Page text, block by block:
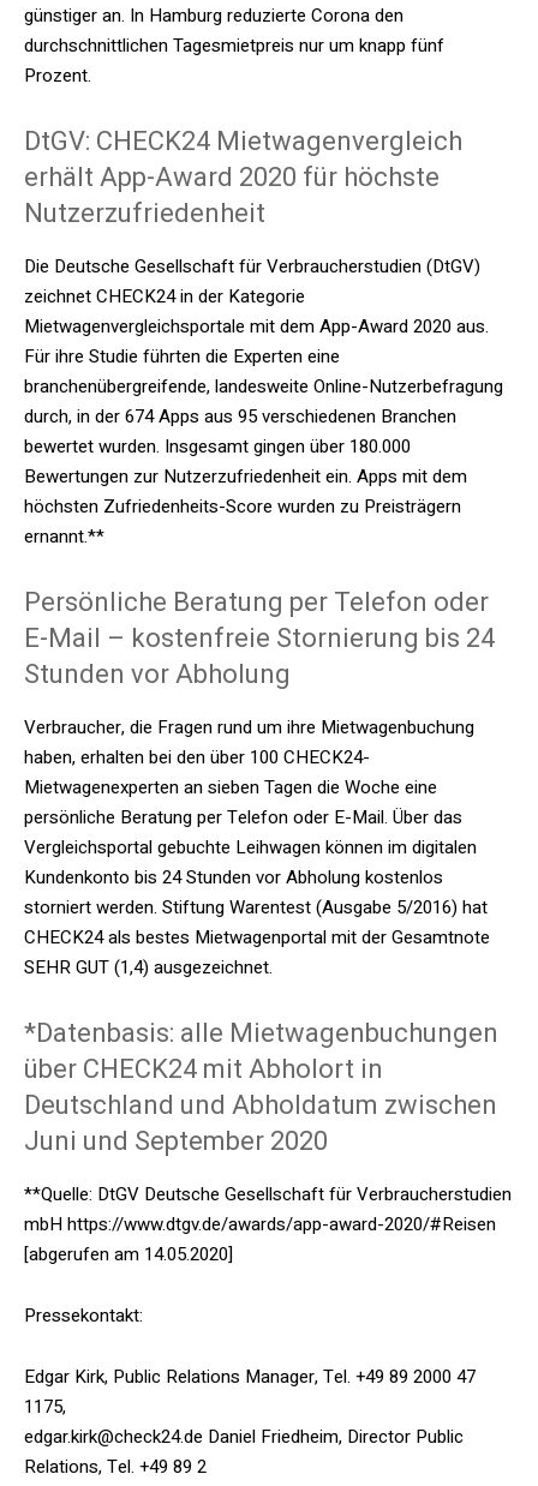
günstiger an. In Hamburg reduzierte Corona den
durchschnittlichen Tagesmietpreis nur um knapp fünf
Prozent.
DtGV: CHECK24 Mietwagenvergleich
erhält App-Award 2020 für höchste
Nutzerzufriedenheit
Die Deutsche Gesellschaft für Verbraucherstudien (DtGV)
zeichnet CHECK24 in der Kategorie
Mietwagenvergleichsportale mit dem App-Award 2020 aus.
Für ihre Studie führten die Experten eine
branchenübergreifende, landesweite Online-Nutzerbefragung
durch, in der 674 Apps aus 95 verschiedenen Branchen
bewertet wurden. Insgesamt gingen über 180.000
Bewertungen zur Nutzerzufriedenheit ein. Apps mit dem
höchsten Zufriedenheits-Score wurden zu Preisträgern
ernannt.**
Persönliche Beratung per Telefon oder
E-Mail – kostenfreie Stornierung bis 24
Stunden vor Abholung
Verbraucher, die Fragen rund um ihre Mietwagenbuchung
haben, erhalten bei den über 100 CHECK24-
Mietwagenexperten an sieben Tagen die Woche eine
persönliche Beratung per Telefon oder E-Mail. Über das
Vergleichsportal gebuchte Leihwagen können im digitalen
Kundenkonto bis 24 Stunden vor Abholung kostenlos
storniert werden. Stiftung Warentest (Ausgabe 5/2016) hat
CHECK24 als bestes Mietwagenportal mit der Gesamtnote
SEHR GUT (1,4) ausgezeichnet.
*Datenbasis: alle Mietwagenbuchungen
über CHECK24 mit Abholort in
Deutschland und Abholdatum zwischen
Juni und September 2020
**Quelle: DtGV Deutsche Gesellschaft für Verbraucherstudien
mbH https://www.dtgv.de/awards/app-award-2020/#Reisen
[abgerufen am 14.05.2020]
Pressekontakt:
Edgar Kirk, Public Relations Manager, Tel. +49 89 2000 47
1175,
edgar.kirk@check24.de Daniel Friedheim, Director Public
Relations, Tel. +49 89 2